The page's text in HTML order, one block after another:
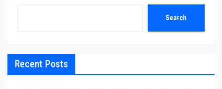
Search
Recent Posts